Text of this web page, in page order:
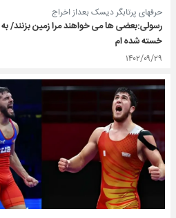
حرفهای پرتابگر دیسک بعداز اخراج
رسولی:بعضی ها می خواهند مرا زمین بزنند/
خسته شده ام
۱۴۰۲/۰۹/۲۹